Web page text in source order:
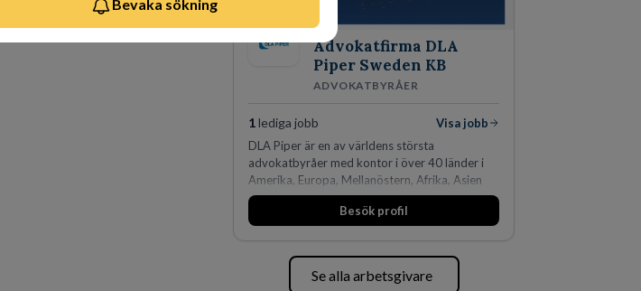
Bevaka sökning
Advokatfirma DLA
Piper Sweden KB
ADVOKATBYRÅER
1lediga jobb
Visa jobb
DLA Piper är en av världens största
advokatbyråer med kontor i över 40 länder i
Amerika, Europa, Mellanöstern, Afrika, Asien
och Oceanien. Vi är specialister inom
affärsjuridikens alla områden och vi har några
Köpenhamn, Århus, Oslo och Helsingfors kan vi
på DLA Piper erbjuda våra klienter en unik,
Besök profil
Se alla arbetsgivare